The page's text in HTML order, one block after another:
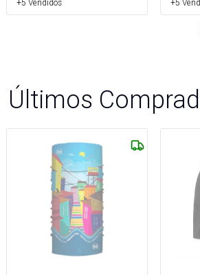
+5 Vendidos +5
Últimos